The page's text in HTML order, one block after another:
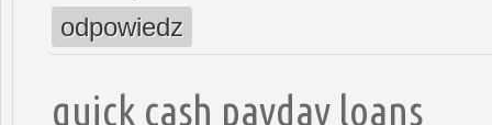
odpowiedz
quick cash payday loans